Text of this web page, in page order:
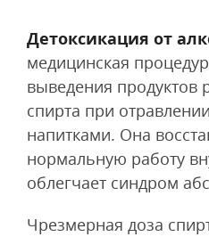
Детоксикация от
медицинская
выведения продуктов
спирта при
напитками. Она
нормальную работу
облегчает синдром
Чрезмерная доза